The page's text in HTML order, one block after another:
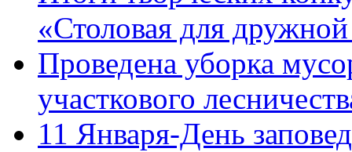
«Столовая для
Проведена уборка
участкового
11 Января-День